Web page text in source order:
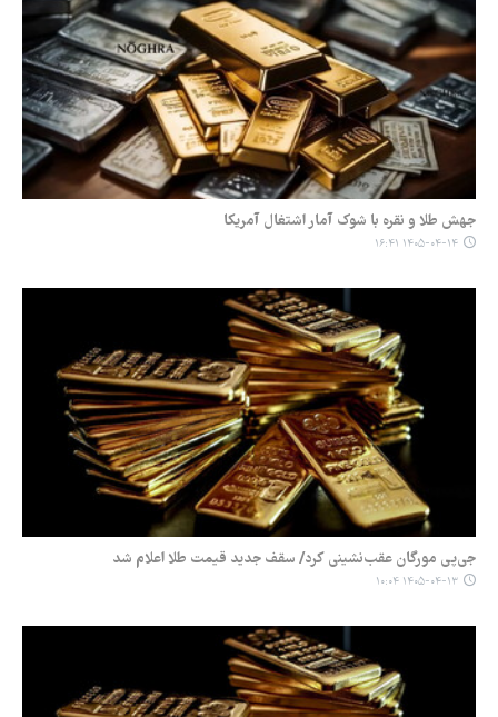
جهش طلا و نقره با شوک آمار اشتغال آمریکا
۱۴۰۵-۰۴-۱۴ ۱۶:۴۱
جی‌پی مورگان عقب‌نشینی کرد/ سقف جدید قیمت طلا اعلام شد
۱۴۰۵-۰۴-۱۳ ۱۰:۰۴